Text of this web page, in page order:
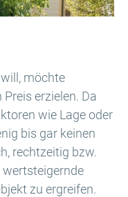
möchte
erzielen. Da
wie Lage oder
bis gar keinen
rechtzeitig bzw.
zu ergreifen.